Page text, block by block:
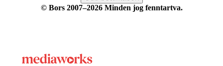
© Bors 2007–2026 Minden jog fenntartva.